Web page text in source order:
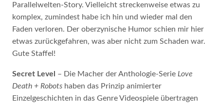
Parallelwelten-Story. Vielleicht streckenweise etwas zu
komplex, zumindest habe ich hin und wieder mal den
Faden verloren. Der oberzynische Humor schien mir hier
etwas zurückgefahren, was aber nicht zum Schaden war.
Gute Staffel!
Secret Level – Die Macher der Anthologie-Serie Love
Death + Robotshaben das Prinzip animierter
Einzelgeschichten in das Genre Videospiele übertragen